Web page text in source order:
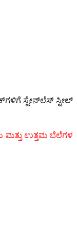
ಸ್ಟೇನ್‌ಲೆಸ್ ಸ್ಟೀಲ್
ಮತ್ತು ಉತ್ತಮ ಬೆಲೆಗಳ